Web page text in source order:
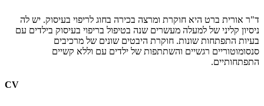
ד"ר אורית ברט היא חוקרת ומרצה בכירה בחוג לריפוי בעיסוק. יש לה
ניסיון קליני של למעלה מעשרים שנה בטיפול בריפוי בעיסוק בילדים עם
בעיות התפתחות שונות. חוקרת היבטים שונים של מרכיבים
סנסומוטוריים רגשיים והשתתפות של ילדים עם וללא קשיים
התפתחותיים.
CV